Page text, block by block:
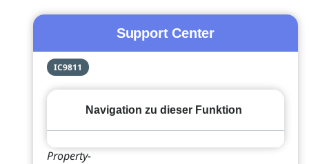
Support Center
IC9811
Navigation zu dieser Funktion
Property-